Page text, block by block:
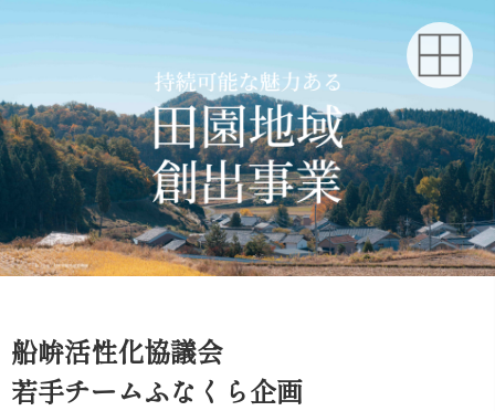
船峅活性化協議会
若手チームふなくら企画